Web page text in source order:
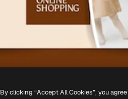
By clicking “Accept All Cookies”, you